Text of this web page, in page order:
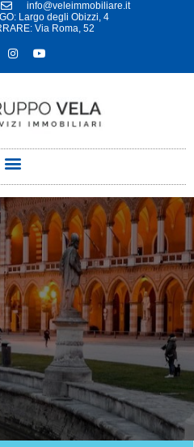
info@veleimmobiliare.it
Largo degli Obizzi, 4
Via Roma, 52